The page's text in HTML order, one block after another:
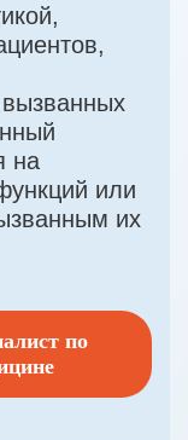
на
или
их
по